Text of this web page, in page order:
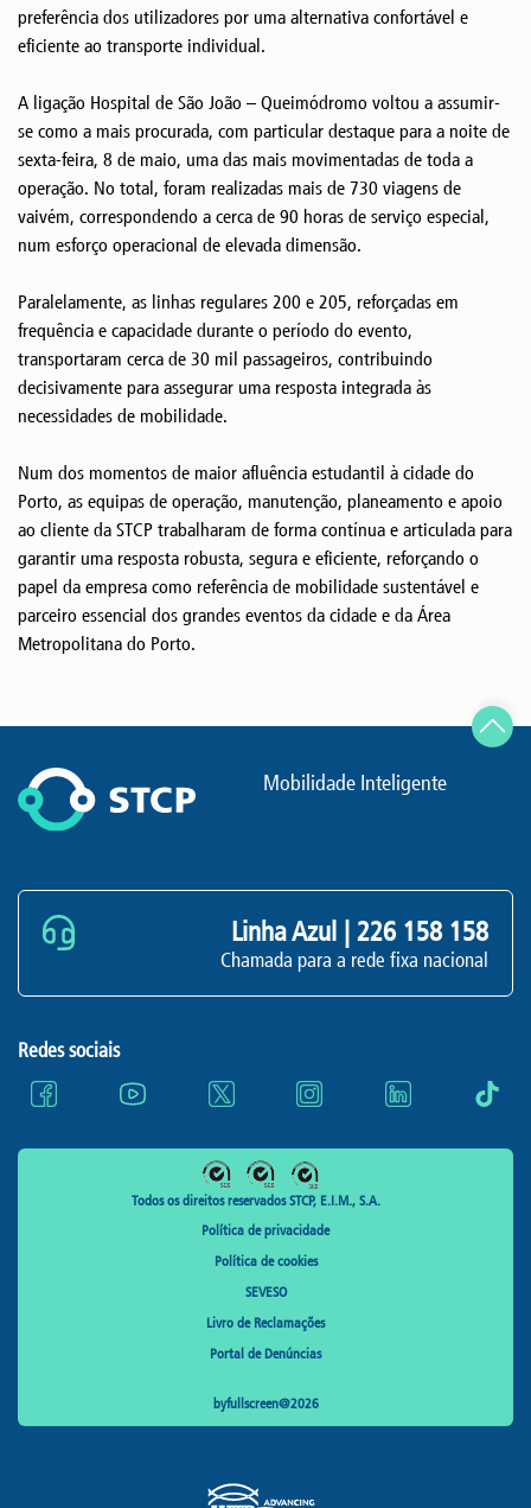
preferência dos utilizadores por uma alternativa confortável e
eficiente ao transporte individual.
A ligação Hospital de São João – Queimódromo voltou a assumir-
se como a mais procurada, com particular destaque para a noite de
sexta-feira, 8 de maio, uma das mais movimentadas de toda a
operação. No total, foram realizadas mais de 730 viagens de
vaivém, correspondendo a cerca de 90 horas de serviço especial,
num esforço operacional de elevada dimensão.
Paralelamente, as linhas regulares 200 e 205, reforçadas em
frequência e capacidade durante o período do evento,
transportaram cerca de 30 mil passageiros, contribuindo
decisivamente para assegurar uma resposta integrada às
necessidades de mobilidade.
Num dos momentos de maior afluência estudantil à cidade do
Porto, as equipas de operação, manutenção, planeamento e apoio
ao cliente da STCP trabalharam de forma contínua e articulada para
garantir uma resposta robusta, segura e eficiente, reforçando o
papel da empresa como referência de mobilidade sustentável e
parceiro essencial dos grandes eventos da cidade e da Área
Metropolitana do Porto.
Mobilidade Inteligente
Linha Azul | 226 158 158
Chamada para a rede fixa nacional
Redes sociais
Todos os direitos reservados STCP, E.I.M., S.A.
Política de privacidade
Política de cookies
SEVESO
Livro de Reclamações
Portal de Denúncias
byfullscreen@2026